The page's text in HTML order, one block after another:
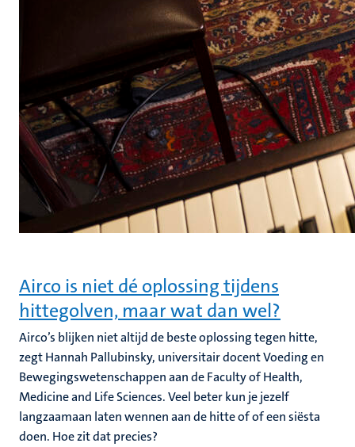
Airco is niet dé oplossing tijdens
hittegolven, maar wat dan wel?
Airco’s blijken niet altijd de beste oplossing tegen hitte,
zegt Hannah Pallubinsky, universitair docent Voeding en
Bewegingswetenschappen aan de Faculty of Health,
Medicine and Life Sciences. Veel beter kun je jezelf
langzaamaan laten wennen aan de hitte of of een siësta
doen. Hoe zit dat precies?